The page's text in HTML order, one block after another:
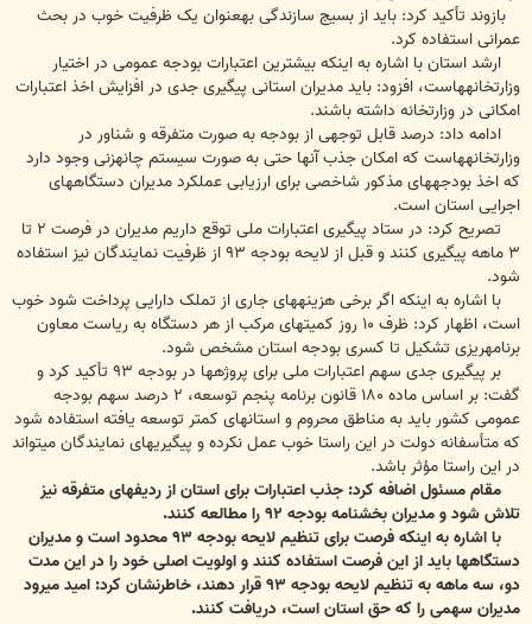
‌بازوند تأکید کرد: باید از بسیج سازندگی به‎عنوان یک ظرفیت خوب در بحث
عمرانی استفاده کرد.
ارشد استان با اشاره به اینکه بیشترین اعتبارات بودجه عمومی در اختیار
وزارت‎خانه‎هاست، افزود: باید مدیران استانی پیگیری جدی در افزایش اخذ اعتبارات
امکانی در وزارت‎خانه داشته باشند.
ادامه داد: درصد قابل توجهی از بودجه به صورت متفرقه و شناور در
وزارت‎خانه‎هاست که امکان جذب آنها حتی به صورت سیستم چانه‎زنی وجود دارد
که اخذ بودجه‎های مذکور شاخصی برای ارزیابی عملکرد مدیران دستگاه‎های
اجرایی استان است.
تصریح کرد: در ستاد پیگیری اعتبارات ملی توقع داریم مدیران در فرصت ۲ تا
۳ ماهه پیگیری کنند و قبل از لایحه بودجه ۹۳ از ظرفیت نمایندگان نیز استفاده
شود.
با اشاره به اینکه اگر برخی هزینه‎های جاری از تملک دارایی پرداخت شود خوب
است، اظهار کرد: ظرف ۱۰ روز کمیته‎ای مرکب از هر دستگاه به ریاست معاون
برنامه‎ریزی تشکیل تا کسری بودجه استان مشخص شود.
بر پیگیری جدی سهم اعتبارات ملی برای پروژه‎ها در بودجه ۹۳ تأکید کرد و
گفت: بر اساس ماده ۱۸۰ قانون برنامه پنجم توسعه، ۲ درصد سهم بودجه
عمومی کشور باید به مناطق محروم و استان‎های کمتر توسعه یافته استفاده شود
که متأسفانه دولت در این راستا خوب عمل نکرده و پیگیری‎های نمایندگان می‎تواند
در این راستا مؤثر باشد.
مقام مسئول اضافه کرد: جذب اعتبارات برای استان از ردیف‎های متفرقه نیز
تلاش شود و مدیران بخش‎نامه بودجه ۹۲ را مطالعه کنند.
با اشاره به اینکه فرصت برای تنظیم لایحه بودجه ۹۳ محدود است و مدیران
دستگاه‎ها باید از این فرصت استفاده کنند و اولویت اصلی خود را در این مدت
دو، سه ماهه به تنظیم لایحه بودجه ۹۳ قرار دهند، خاطرنشان کرد: امید می‎رود
مدیران سهمی را که حق استان است، دریافت کنند.